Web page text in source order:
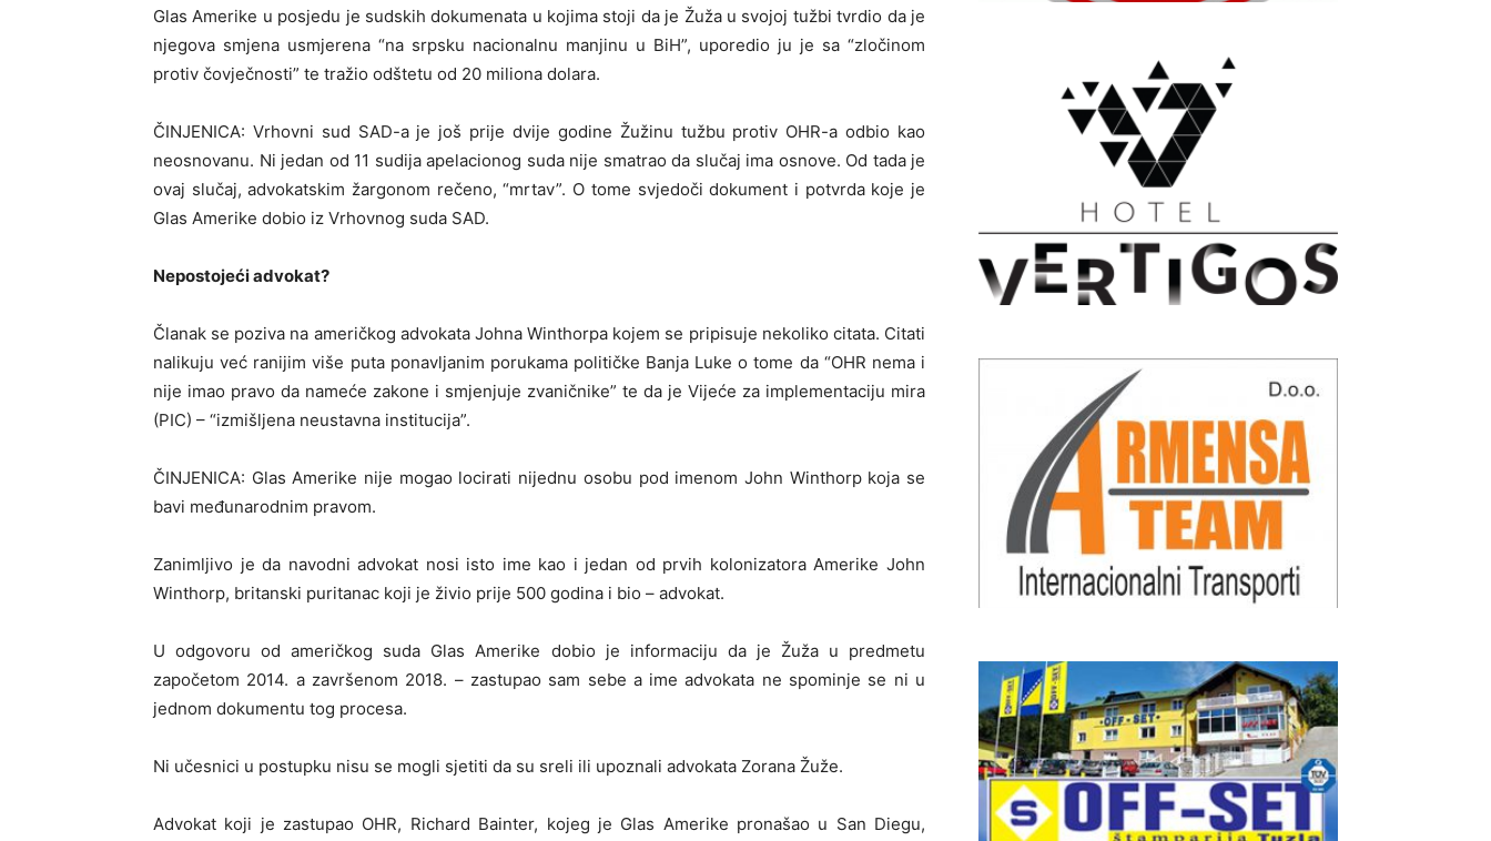
Glas Amerike u posjedu je sudskih dokumenata u kojima stoji da je Žuža u svojoj tužbi tvrdio da je
njegova smjena usmjerena “na srpsku nacionalnu manjinu u BiH”, uporedio ju je sa “zločinom
protiv čovječnosti” te tražio odštetu od 20 miliona dolara.​
ČINJENICA: Vrhovni sud SAD-a je još prije dvije godine Žužinu tužbu protiv OHR-a odbio kao
neosnovanu. Ni jedan od 11 sudija apelacionog suda nije smatrao da slučaj ima osnove. Od tada je
ovaj slučaj, advokatskim žargonom rečeno, “mrtav”. O tome svjedoči dokument i potvrda koje je
Glas Amerike dobio iz Vrhovnog suda SAD.
Nepostojeći advokat?
Članak se poziva na američkog advokata Johna Winthorpa kojem se pripisuje nekoliko citata. Citati
nalikuju već ranijim više puta ponavljanim porukama političke Banja Luke o tome da “OHR nema i
nije imao pravo da nameće zakone i smjenjuje zvaničnike” te da je Vijeće za implementaciju mira
(PIC) – “izmišljena neustavna institucija”.
ČINJENICA: Glas Amerike nije mogao locirati nijednu osobu pod imenom John Winthorp koja se
bavi međunarodnim pravom.
Zanimljivo je da navodni advokat nosi isto ime kao i jedan od prvih kolonizatora Amerike John
Winthorp, britanski puritanac koji je živio prije 500 godina i bio – advokat.
U odgovoru od američkog suda Glas Amerike dobio je informaciju da je Žuža u predmetu
započetom 2014. a završenom 2018. – zastupao sam sebe a ime advokata ne spominje se ni u
jednom dokumentu tog procesa.
Ni učesnici u postupku nisu se mogli sjetiti da su sreli ili upoznali advokata Zorana Žuže.
Advokat koji je zastupao OHR, Richard Bainter, kojeg je Glas Amerike pronašao u San Diegu,